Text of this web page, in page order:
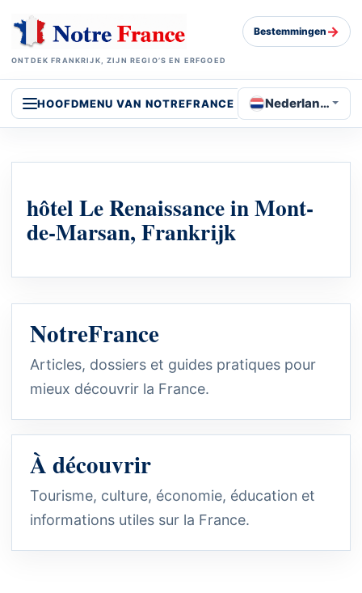
ONTDEK FRANKRIJK, ZIJN REGIO’S EN ERFGOED
Bestemmingen →
HOOFDMENU VAN NOTREFRANCE Nederlands
hôtel Le Renaissance in Mont-
de-Marsan, Frankrijk
NotreFrance
Articles, dossiers et guides pratiques pour
mieux découvrir la France.
À découvrir
Tourisme, culture, économie, éducation et
informations utiles sur la France.